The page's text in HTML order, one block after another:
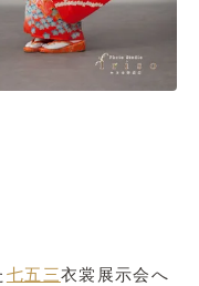
七五三衣裳展示会へ